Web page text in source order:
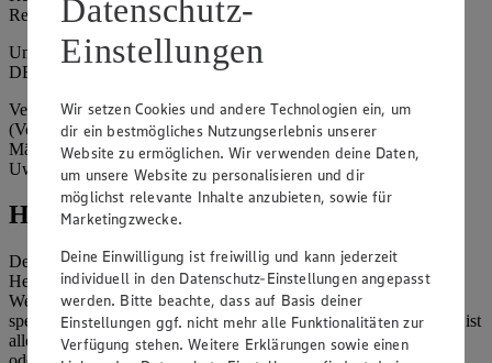
Registernummer: HRA 707629
Umsatzsteuer-Identifikationsnummer gem. § 27a UStG:
DE815916131
Vertretungsberechtigte: Rainer Huber (Sprecher)
(Vorstandsmitglied), Klaus Fickert (Vorstandsmitglied), Jürgen
Mäder (Vorstandsmitglied), Patrick Mogck (Vorstandsmitglied),
Uwe Kohler
Hinweise
Der Inhalt dieser Website ist urheberrechtlich geschützt. Der
Herausgeber gewährt Ihnen jedoch das Recht, den auf dieser
Website bereitgestellten Text ganz oder ausschnittsweise zu
speichern und zu vervielfältigen. Aus Gründen des Urheberrechts ist
allerdings die Speicherung und Vervielfältigung von Bildmaterial
Datenschutz-
Einstellungen
Wir setzen Cookies und andere Technologien ein, um
dir ein bestmögliches Nutzungserlebnis unserer
Website zu ermöglichen. Wir verwenden deine Daten,
um unsere Website zu personalisieren und dir
möglichst relevante Inhalte anzubieten, sowie für
Marketingzwecke.
Deine Einwilligung ist freiwillig und kann jederzeit
individuell in den Datenschutz-Einstellungen angepasst
werden. Bitte beachte, dass auf Basis deiner
Einstellungen ggf. nicht mehr alle Funktionalitäten zur
Verfügung stehen. Weitere Erklärungen sowie einen